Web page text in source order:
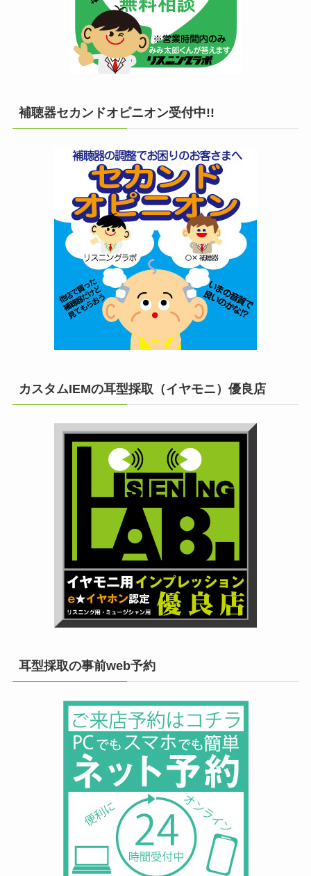
補聴器セカンドオピニオン受付中!!
カスタムIEMの耳型採取（イヤモニ）優良店
耳型採取の事前web予約